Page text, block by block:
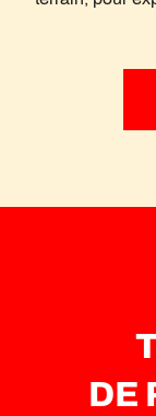
DE